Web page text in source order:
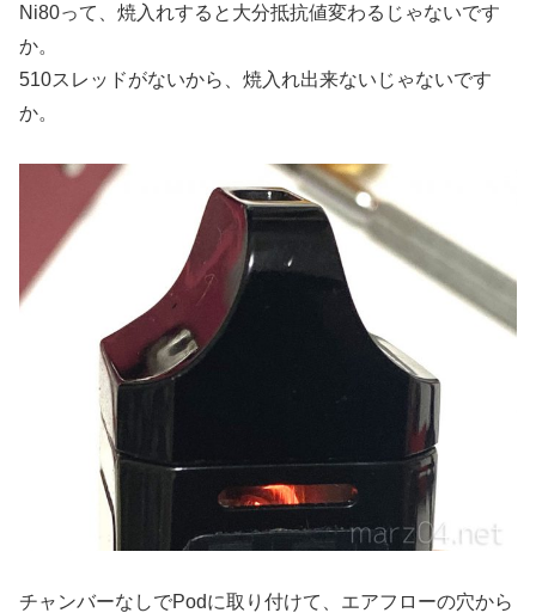
Ni80って、焼入れすると大分抵抗値変わるじゃないです
か。
510スレッドがないから、焼入れ出来ないじゃないです
か。
チャンバーなしでPodに取り付けて、エアフローの穴から